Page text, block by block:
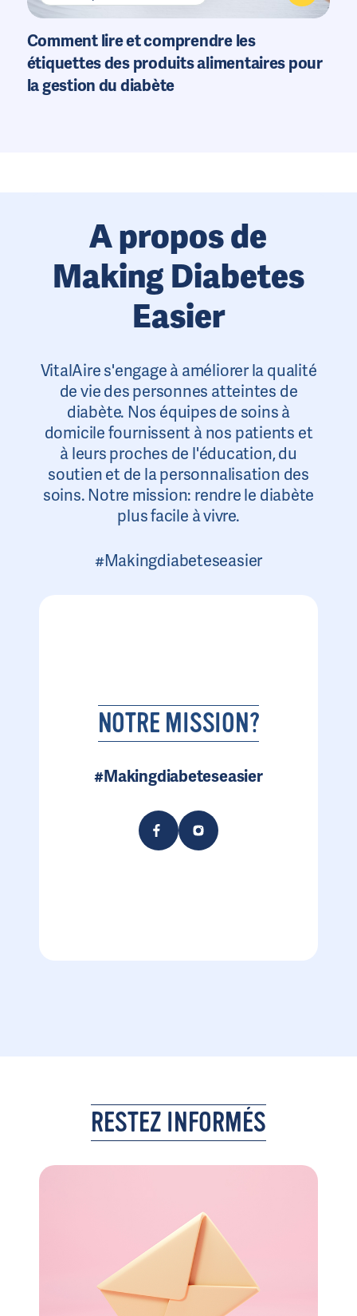
Comment lire et comprendre les
étiquettes des produits alimentaires pour
la gestion du diabète
A propos de
Making Diabetes
Easier
VitalAire s'engage à améliorer la qualité
de vie des personnes atteintes de
diabète. Nos équipes de soins à
domicile fournissent à nos patients et
à leurs proches de l'éducation, du
soutien et de la personnalisation des
soins. Notre mission: rendre le diabète
plus facile à vivre.
#Makingdiabeteseasier
NOTRE MISSION?
#Makingdiabeteseasier
RESTEZ INFORMÉS